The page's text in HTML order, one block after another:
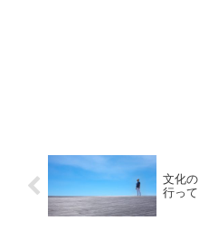
文化
行っ